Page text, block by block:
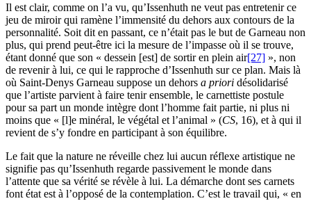
Il est clair, comme on l’a vu, qu’Issenhuth ne veut pas entretenir ce
jeu de miroir qui ramène l’immensité du dehors aux contours de la
personnalité. Soit dit en passant, ce n’était pas le but de Garneau non
plus, qui prend peut-être ici la mesure de l’impasse où il se trouve,
étant donné que son « dessein [est] de sortir en plein air[27] », non
de revenir à lui, ce qui le rapproche d’Issenhuth sur ce plan. Mais là
où Saint-Denys Garneau suppose un dehors a priori désolidarisé
que l’artiste parvient à faire tenir ensemble, le carnettiste postule
pour sa part un monde intègre dont l’homme fait partie, ni plus ni
moins que « [l]e minéral, le végétal et l’animal » (CS, 16), et à qui il
revient de s’y fondre en participant à son équilibre.
Le fait que la nature ne réveille chez lui aucun réflexe artistique ne
signifie pas qu’Issenhuth regarde passivement le monde dans
l’attente que sa vérité se révèle à lui. La démarche dont ses carnets
font état est à l’opposé de la contemplation. C’est le travail qui, « en